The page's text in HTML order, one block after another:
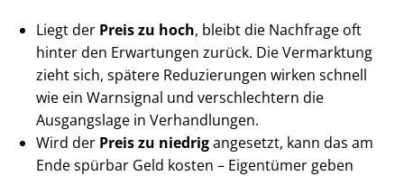
Liegt der Preis zu hoch, bleibt die Nachfrage oft
hinter den Erwartungen zurück. Die Vermarktung
zieht sich, spätere Reduzierungen wirken schnell
wie ein Warnsignal und verschlechtern die
Ausgangslage in Verhandlungen.
Wird der Preis zu niedrigangesetzt, kann das am
Ende spürbar Geld kosten – Eigentümer geben